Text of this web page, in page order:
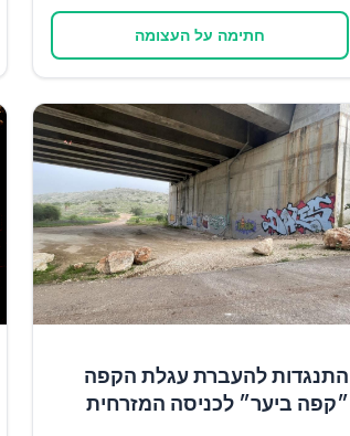
חתימה על העצומה
התנגדות להעברת עגלת הקפה
״קפה ביער״ לכניסה המזרחית